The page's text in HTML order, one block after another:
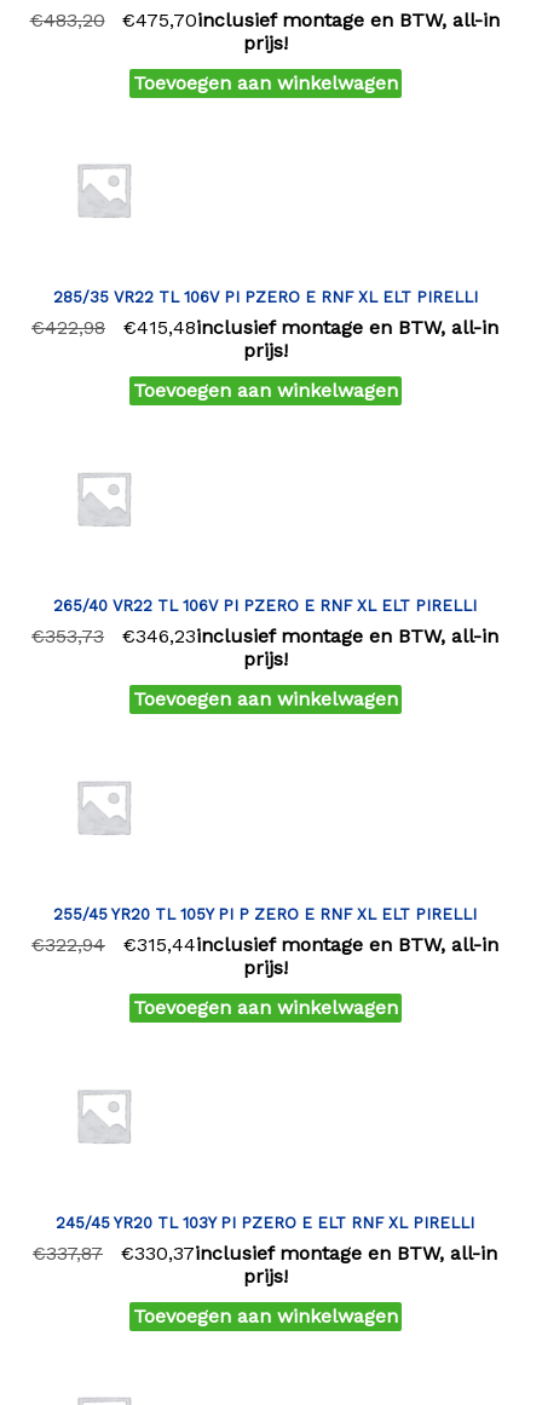
€483,20 €475,70inclusief montage en BTW, all-in
prijs!
Toevoegen aan winkelwagen
285/35 VR22 TL 106V PI PZERO E RNF XL ELT PIRELLI
€422,98 €415,48inclusief montage en BTW, all-in
prijs!
Toevoegen aan winkelwagen
265/40 VR22 TL 106V PI PZERO E RNF XL ELT PIRELLI
€353,73 €346,23inclusief montage en BTW, all-in
prijs!
Toevoegen aan winkelwagen
255/45 YR20 TL 105Y PI P ZERO E RNF XL ELT PIRELLI
€322,94 €315,44inclusief montage en BTW, all-in
prijs!
Toevoegen aan winkelwagen
245/45 YR20 TL 103Y PI PZERO E ELT RNF XL PIRELLI
€337,87 €330,37inclusief montage en BTW, all-in
prijs!
Toevoegen aan winkelwagen